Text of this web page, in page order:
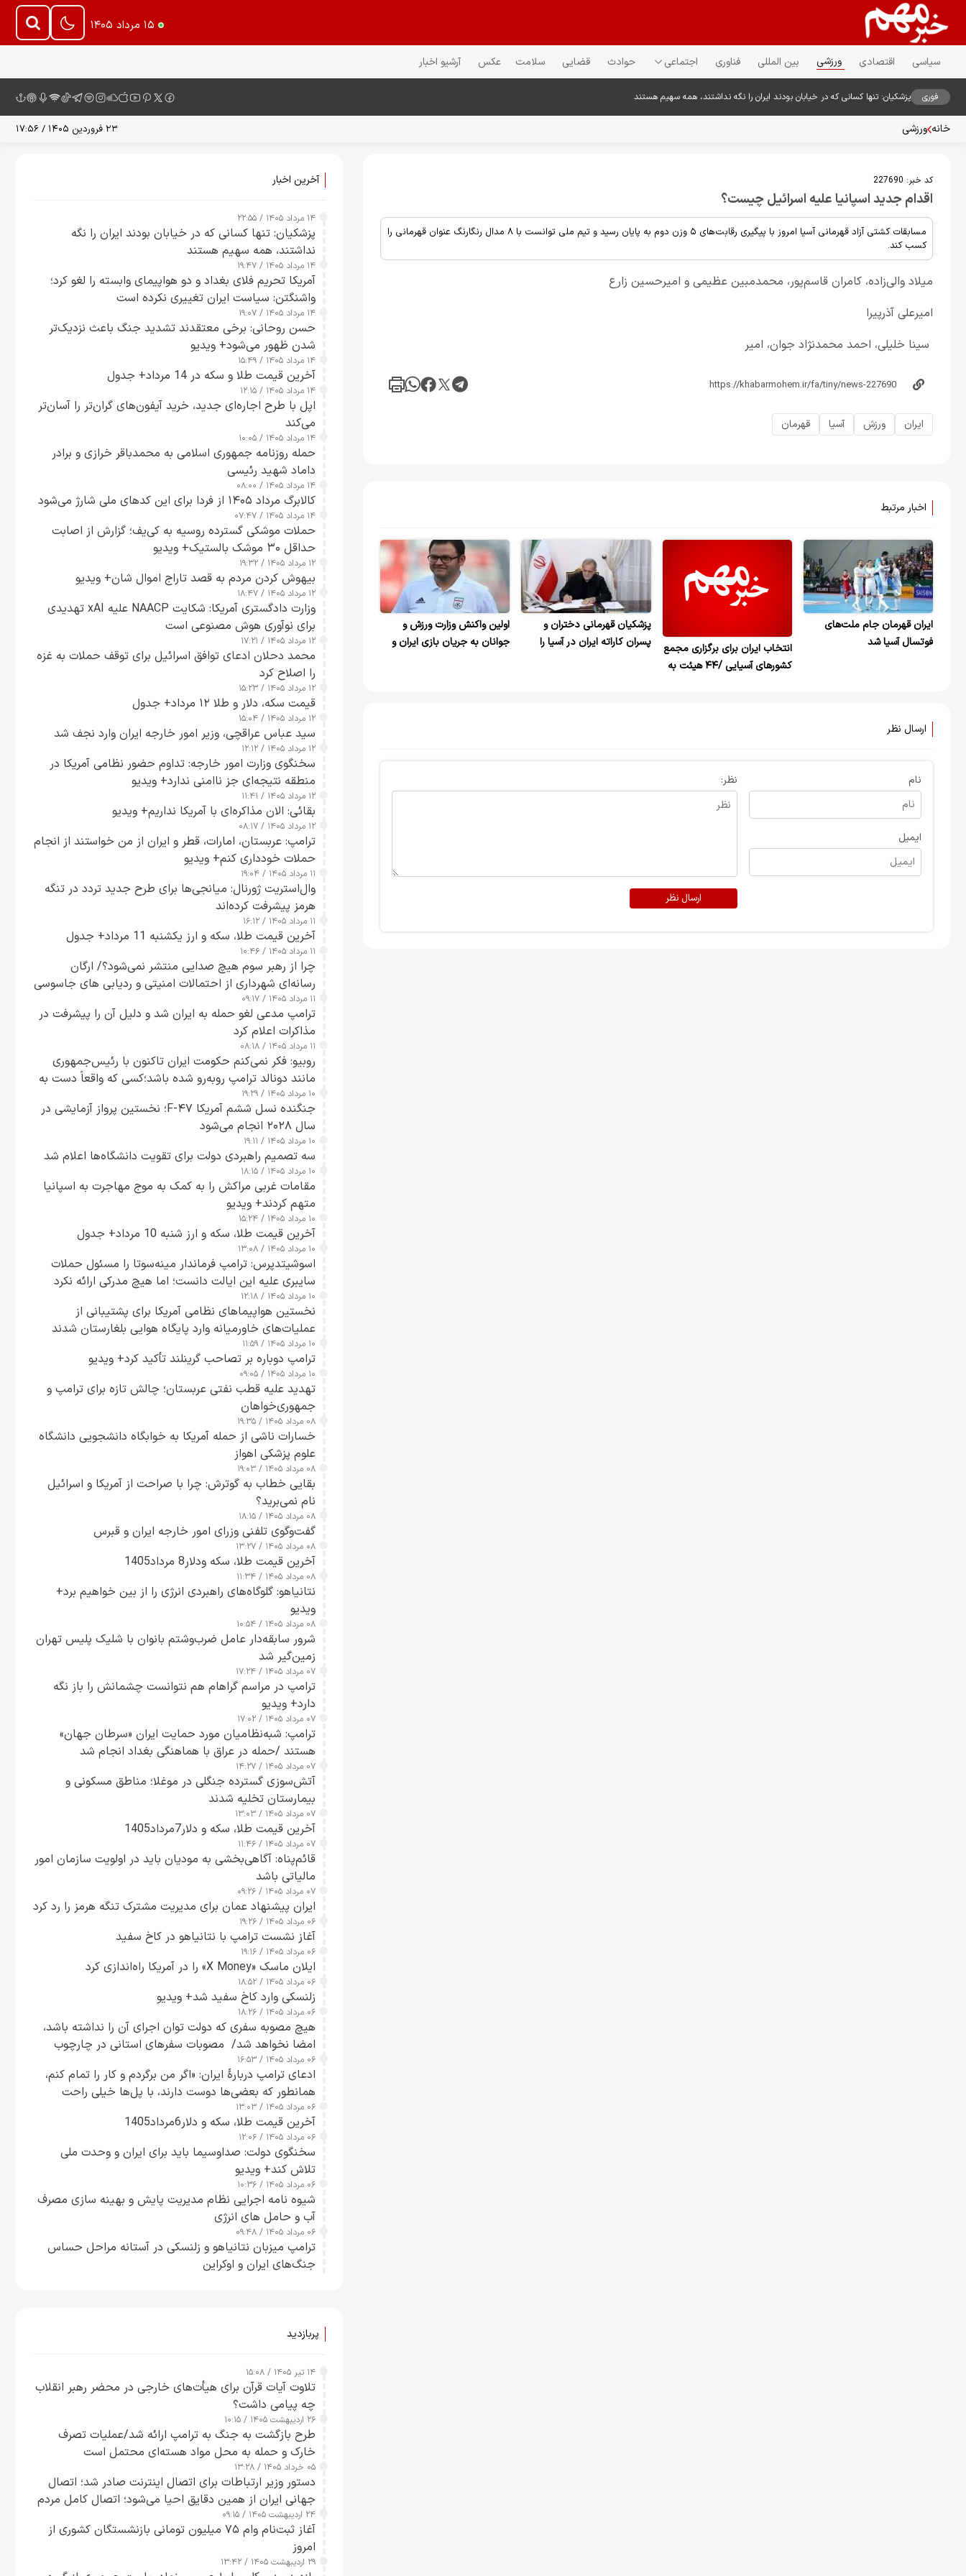
۱۵ مرداد ۱۴۰۵
سیاسی اقتصادی ورزشی بین المللی فناوری اجتماعی حوادث قضایی سلامت عکس آرشیو اخبار
فوری پزشکیان: تنها کسانی که در خیابان بودند ایران را نگه نداشتند، همه سهیم هستند
خانه ورزشی ۲۳ فروردین ۱۴۰۵ / ۱۷:۵۶
کد خبر: 227690
اقدام جدید اسپانیا علیه اسرائیل چیست؟
مسابقات کشتی آزاد قهرمانی آسیا امروز با پیگیری رقابت‌های ۵ وزن دوم به پایان رسید و تیم ملی توانست با ۸ مدال رنگارنگ عنوان قهرمانی را
کسب کند.
میلاد والی‌زاده، کامران قاسم‌پور، محمدمبین عظیمی و امیرحسین زارع
امیرعلی آذرپیرا
سینا خلیلی، احمد محمدنژاد جوان، امیر
ایران ورزش آسیا قهرمان
اخبار مرتبط
ایران قهرمان جام ملت‌های
فوتسال آسیا شد
انتخاب ایران برای برگزاری مجمع
کشورهای آسیایی /۴۴ هیئت به
پزشکیان قهرمانی دختران و
پسران کاراته ایران در آسیا را
اولین واکنش وزارت ورزش و
جوانان به جریان بازی ایران و
ارسال نظر
نام
ایمیل
نظر:
ارسال نظر
آخرین اخبار
۱۴ مرداد ۱۴۰۵ / ۲۲:۵۵
پزشکیان: تنها کسانی که در خیابان بودند ایران را نگه
نداشتند، همه سهیم هستند
۱۴ مرداد ۱۴۰۵ / ۱۹:۴۷
آمریکا تحریم فلای بغداد و دو هواپیمای وابسته را لغو کرد؛
واشنگتن: سیاست ایران تغییری نکرده است
۱۴ مرداد ۱۴۰۵ / ۱۹:۰۷
حسن روحانی: برخی معتقدند تشدید جنگ باعث نزدیک‌تر
شدن ظهور می‌شود+ ویدیو
۱۴ مرداد ۱۴۰۵ / ۱۵:۴۹
آخرین قیمت طلا و سکه در 14 مرداد+ جدول
۱۴ مرداد ۱۴۰۵ / ۱۲:۱۵
اپل با طرح اجاره‌ای جدید، خرید آیفون‌های گران‌تر را آسان‌تر
می‌کند
۱۴ مرداد ۱۴۰۵ / ۱۰:۰۵
حمله روزنامه جمهوری اسلامی به محمدباقر خرازی و برادر
داماد شهید رئیسی
۱۴ مرداد ۱۴۰۵ / ۰۸:۰۰
کالابرگ مرداد ۱۴۰۵ از فردا برای این کدهای ملی شارژ می‌شود
۱۴ مرداد ۱۴۰۵ / ۰۷:۴۷
حملات موشکی گسترده روسیه به کی‌یف؛ گزارش از اصابت
حداقل ۳۰ موشک بالستیک+ ویدیو
۱۲ مرداد ۱۴۰۵ / ۱۹:۳۲
بیهوش کردن مردم به قصد تاراج اموال شان+ ویدیو
۱۲ مرداد ۱۴۰۵ / ۱۸:۴۷
وزارت دادگستری آمریکا: شکایت NAACP علیه xAI تهدیدی
برای نوآوری هوش مصنوعی است
۱۲ مرداد ۱۴۰۵ / ۱۷:۲۱
محمد دحلان ادعای توافق اسرائیل برای توقف حملات به غزه
را اصلاح کرد
۱۲ مرداد ۱۴۰۵ / ۱۵:۲۳
قیمت سکه، دلار و طلا ۱۲ مرداد+ جدول
۱۲ مرداد ۱۴۰۵ / ۱۵:۰۴
سید عباس عراقچی، وزیر امور خارجه ایران وارد نجف شد
۱۲ مرداد ۱۴۰۵ / ۱۲:۱۲
سخنگوی وزارت امور خارجه: تداوم حضور نظامی آمریکا در
منطقه نتیجه‌ای جز ناامنی ندارد+ ویدیو
۱۲ مرداد ۱۴۰۵ / ۱۱:۴۱
بقائی: الان مذاکره‌ای با آمریکا نداریم+ ویدیو
۱۲ مرداد ۱۴۰۵ / ۰۸:۱۷
ترامپ: عربستان، امارات، قطر و ایران از من خواستند از انجام
حملات خودداری کنم+ ویدیو
۱۱ مرداد ۱۴۰۵ / ۱۹:۰۴
وال‌استریت ژورنال: میانجی‌ها برای طرح جدید تردد در تنگه
هرمز پیشرفت کرده‌اند
۱۱ مرداد ۱۴۰۵ / ۱۶:۱۲
آخرین قیمت طلا، سکه و ارز یکشنبه 11 مرداد+ جدول
۱۱ مرداد ۱۴۰۵ / ۱۰:۴۶
چرا از رهبر سوم هیچ صدایی منتشر نمی‌شود؟/ ارگان
رسانه‌ای شهرداری از احتمالات امنیتی و ردیابی های جاسوسی
گفت
۱۱ مرداد ۱۴۰۵ / ۰۹:۱۷
ترامپ مدعی لغو حمله به ایران شد و دلیل آن را پیشرفت در
مذاکرات اعلام کرد
۱۱ مرداد ۱۴۰۵ / ۰۸:۱۸
روبیو: فکر نمی‌کنم حکومت ایران تاکنون با رئیس‌جمهوری
مانند دونالد ترامپ روبه‌رو شده باشد؛کسی که واقعاً دست به
اقدام می‌زند
۱۰ مرداد ۱۴۰۵ / ۱۹:۲۹
جنگنده نسل ششم آمریکا F-۴۷؛ نخستین پرواز آزمایشی در
سال ۲۰۲۸ انجام می‌شود
۱۰ مرداد ۱۴۰۵ / ۱۹:۱۱
سه تصمیم راهبردی دولت برای تقویت دانشگاه‌ها اعلام شد
۱۰ مرداد ۱۴۰۵ / ۱۸:۱۵
مقامات غربی مراکش را به کمک به موج مهاجرت به اسپانیا
متهم کردند+ ویدیو
۱۰ مرداد ۱۴۰۵ / ۱۵:۲۴
آخرین قیمت طلا، سکه و ارز شنبه 10 مرداد+ جدول
۱۰ مرداد ۱۴۰۵ / ۱۳:۰۸
اسوشیتدپرس: ترامپ فرماندار مینه‌سوتا را مسئول حملات
سایبری علیه این ایالت دانست؛ اما هیچ مدرکی ارائه نکرد
۱۰ مرداد ۱۴۰۵ / ۱۲:۱۸
نخستین هواپیماهای نظامی آمریکا برای پشتیبانی از
عملیات‌های خاورمیانه وارد پایگاه هوایی بلغارستان شدند
۱۰ مرداد ۱۴۰۵ / ۱۱:۵۹
ترامپ دوباره بر تصاحب گرینلند تأکید کرد+ ویدیو
۱۰ مرداد ۱۴۰۵ / ۰۹:۰۵
تهدید علیه قطب نفتی عربستان؛ چالش تازه برای ترامپ و
جمهوری‌خواهان
۰۸ مرداد ۱۴۰۵ / ۱۹:۳۵
خسارات ناشی از حمله آمریکا به خوابگاه دانشجویی دانشگاه
علوم پزشکی اهواز
۰۸ مرداد ۱۴۰۵ / ۱۹:۰۳
بقایی خطاب به گوترش: چرا با صراحت از آمریکا و اسرائیل
نام نمی‌برید؟
۰۸ مرداد ۱۴۰۵ / ۱۸:۱۵
گفت‌وگوی تلفنی وزرای امور خارجه ایران و قبرس
۰۸ مرداد ۱۴۰۵ / ۱۳:۲۷
آخرین قیمت طلا، سکه ودلار8 مرداد1405
۰۸ مرداد ۱۴۰۵ / ۱۱:۳۴
نتانیاهو: گلوگاه‌های راهبردی انرژی را از بین خواهیم برد+
ویدیو
۰۸ مرداد ۱۴۰۵ / ۱۰:۵۴
شرور سابقه‌دار عامل ضرب‌وشتم بانوان با شلیک پلیس تهران
زمین‌گیر شد
۰۷ مرداد ۱۴۰۵ / ۱۷:۲۴
ترامپ در مراسم گراهام هم نتوانست چشمانش را باز نگه
دارد+ ویدیو
۰۷ مرداد ۱۴۰۵ / ۱۷:۰۲
ترامپ: شبه‌نظامیان مورد حمایت ایران «سرطان جهان»
هستند /حمله در عراق با هماهنگی بغداد انجام شد
۰۷ مرداد ۱۴۰۵ / ۱۴:۲۷
آتش‌سوزی گسترده جنگلی در موغلا؛ مناطق مسکونی و
بیمارستان تخلیه شدند
۰۷ مرداد ۱۴۰۵ / ۱۳:۰۳
آخرین قیمت طلا، سکه و دلار7مرداد1405
۰۷ مرداد ۱۴۰۵ / ۱۱:۴۶
قائم‌پناه: آگاهی‌بخشی به مودیان باید در اولویت سازمان امور
مالیاتی باشد
۰۷ مرداد ۱۴۰۵ / ۰۹:۲۶
ایران پیشنهاد عمان برای مدیریت مشترک تنگه هرمز را رد کرد
۰۶ مرداد ۱۴۰۵ / ۱۹:۲۶
آغاز نشست ترامپ با نتانیاهو در کاخ سفید
۰۶ مرداد ۱۴۰۵ / ۱۹:۱۶
ایلان ماسک «X Money» را در آمریکا راه‌اندازی کرد
۰۶ مرداد ۱۴۰۵ / ۱۸:۵۲
زلنسکی وارد کاخ سفید شد+ ویدیو
۰۶ مرداد ۱۴۰۵ / ۱۸:۲۶
هیچ مصوبه سفری که دولت توان اجرای آن را نداشته باشد،
امضا نخواهد شد/ مصوبات سفرهای استانی در چارچوب
قانون بودجه است+ عکس
۰۶ مرداد ۱۴۰۵ / ۱۶:۵۳
ادعای ترامپ دربارهٔ ایران: «اگر من برگردم و کار را تمام کنم،
همانطور که بعضی‌ها دوست دارند، با پل‌ها خیلی راحت
می‌توانم بیشتر پل‌هایشان را در کمتر از یک ساعت از بین
ببرم+ ویدیو
۰۶ مرداد ۱۴۰۵ / ۱۳:۰۳
آخرین قیمت طلا، سکه و دلار6مرداد1405
۰۶ مرداد ۱۴۰۵ / ۱۲:۰۶
سخنگوی دولت: صداوسیما باید برای ایران و وحدت ملی
تلاش کند+ ویدیو
۰۶ مرداد ۱۴۰۵ / ۱۰:۳۶
شیوه نامه اجرایی نظام مدیریت پایش و بهینه سازی مصرف
آب و حامل های انرژی
۰۶ مرداد ۱۴۰۵ / ۰۹:۴۸
ترامپ میزبان نتانیاهو و زلنسکی در آستانه مراحل حساس
جنگ‌های ایران و اوکراین
پربازدید
۱۴ تیر ۱۴۰۵ / ۱۵:۰۸
تلاوت آیات قرآن برای هیأت‌های خارجی در محضر رهبر انقلاب
چه پیامی داشت؟
۲۶ اردیبهشت ۱۴۰۵ / ۱۰:۱۵
طرح‌ بازگشت به جنگ به ترامپ ارائه شد/عملیات تصرف
خارک و حمله به محل مواد هسته‌ای محتمل است
۰۵ خرداد ۱۴۰۵ / ۱۳:۲۸
دستور وزیر ارتباطات برای اتصال اینترنت صادر شد؛ اتصال
جهانی ایران از همین دقایق احیا می‌شود؛ اتصال کامل مردم
تا ۲۴ ساعت آینده
۲۴ اردیبهشت ۱۴۰۵ / ۰۹:۱۵
آغاز ثبت‌نام وام ۷۵ میلیون تومانی بازنشستگان کشوری از
امروز
۲۹ اردیبهشت ۱۴۰۵ / ۱۳:۴۲